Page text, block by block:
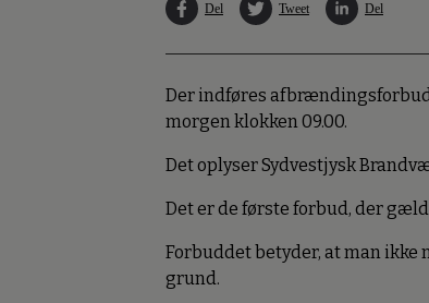
Del Tweet Del
Der indføres
morgen klokken 09.00.
Det oplyser Sydvestjysk
Det er de første forbud, der
Forbuddet betyder, at man
grund.